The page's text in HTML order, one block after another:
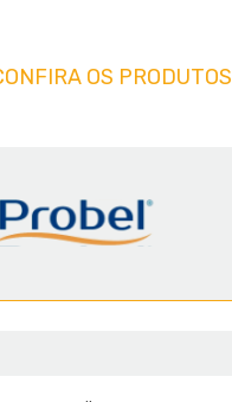
OS PRODUTOS